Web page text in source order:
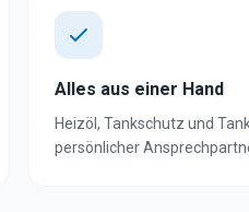
Alles aus einer Hand
Heizöl, Tankschutz und
persönlicher